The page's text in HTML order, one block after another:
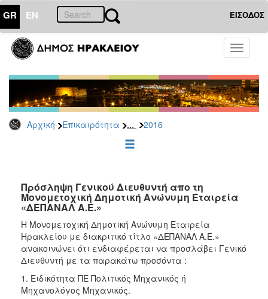
GR EN ΕΙΣΟΔΟΣ
Toggle
Αρχική Επικαιρότητα ... 2016
ΕΠΙΚΑΙΡΟΤΗΤΑ
-
Δημοπρασίες
Αρχείο
2026
2022
2020
2019
2017
Πρόσληψη Γενικού Διευθυντή απο τη
Μονομετοχική Δημοτική Ανώνυμη Εταιρεία
«ΔΕΠΑΝΑΛ Α.Ε.»
Η Μονομετοχική Δημοτική Ανώνυμη Εταιρεία
Ηρακλείου με διακριτικό τίτλο «ΔΕΠΑΝΑΛ Α.Ε.»
ανακοινώνει ότι ενδιαφέρεται να προσλάβει Γενικό
Διευθυντή με τα παρακάτω προσόντα :
1. Ειδικότητα ΠΕ Πολιτικός Μηχανικός ή
Μηχανολόγος Μηχανικός.